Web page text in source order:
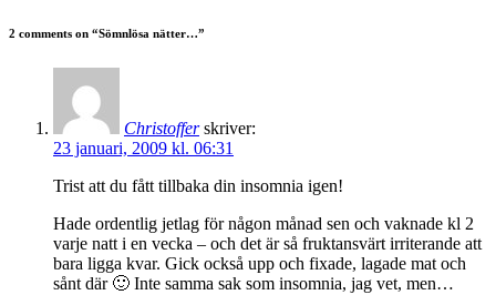
2 comments on “Sömnlösa nätter…”
Christoffer skriver:
23 januari, 2009 kl. 06:31
Trist att du fått tillbaka din insomnia igen!
Hade ordentlig jetlag för någon månad sen och vaknade kl 2
varje natt i en vecka – och det är så fruktansvärt irriterande att
bara ligga kvar. Gick också upp och fixade, lagade mat och
sånt där 🙂 Inte samma sak som insomnia, jag vet, men…